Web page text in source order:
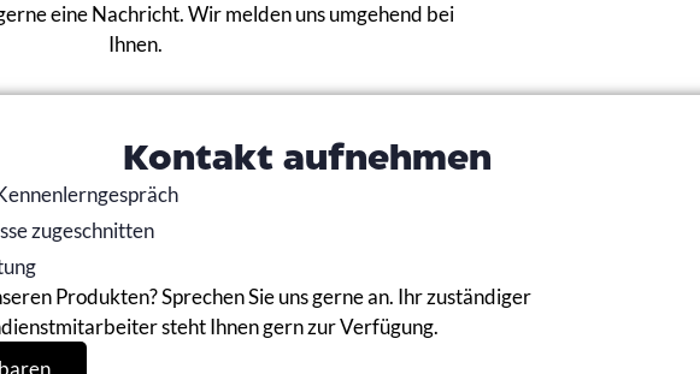
eine Nachricht. Wir melden uns umgehend bei
Ihnen.
Kontakt aufnehmen
zugeschnitten
Produkten? Sprechen Sie uns gerne an. Ihr zuständiger
steht Ihnen gern zur Verfügung.